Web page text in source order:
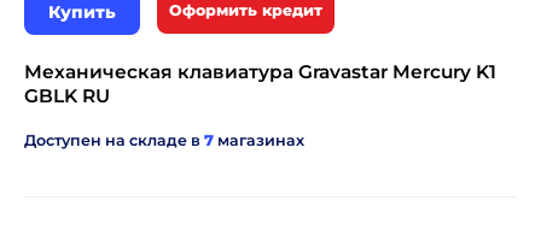
Купить Оформить кредит
Механическая клавиатура Gravastar Mercury K1
GBLK RU
Доступен на складе в 7 магазинах